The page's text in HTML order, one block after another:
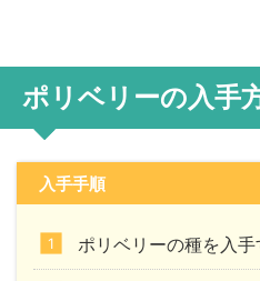
ポリベリーの入手
入手手順
ポリベリーの種を入手